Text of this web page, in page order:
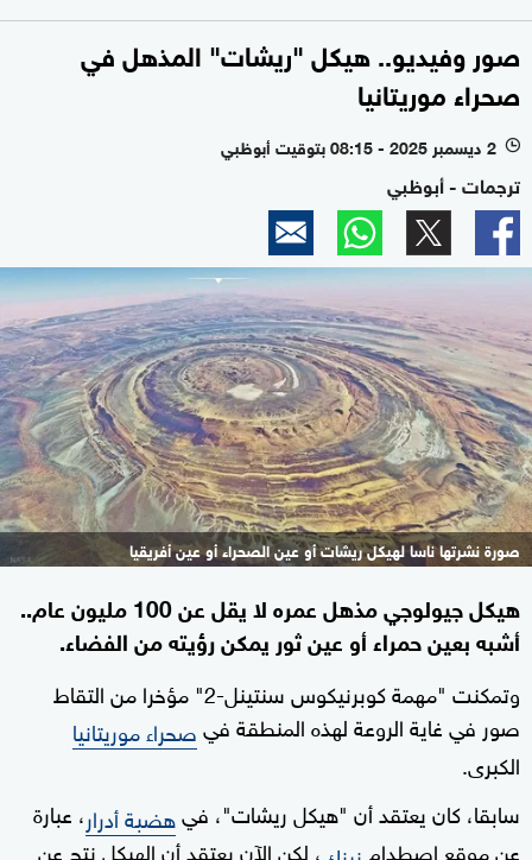
صور وفيديو.. هيكل "ريشات" المذهل في
صحراء موريتانيا
l 2 ديسمبر 2025 - 08:15 بتوقيت أبوظبي
ترجمات - أبوظبي
صورة نشرتها ناسا لهيكل ريشات أو عين الصحراء أو عين أفريقيا
هيكل جيولوجي مذهل عمره لا يقل عن 100 مليون عام..
أشبه بعين حمراء أو عين ثور يمكن رؤيته من الفضاء.
وتمكنت "مهمة كوبرنيكوس سنتينل-2" مؤخرا من التقاط
صور في غاية الروعة لهذه المنطقة فيصحراء موريتانيا
الكبرى.
سابقا، كان يعتقد أن "هيكل ريشات"، فيهضبة أدرار، عبارة
عن موقع اصطدام
، لكن الآن يعتقد أن الهيكل نتج عن